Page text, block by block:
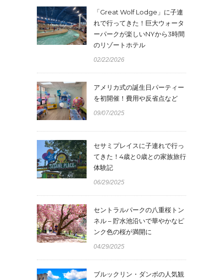
「Great Wolf Lodge」に子連
れで行ってきた！巨大ウォータ
ーパークが楽しいNYから3時間
のリゾートホテル
02/22/2026
アメリカ式の誕生日パーティー
を初開催！費用や反省点など
09/07/2025
セサミプレイスに子連れで行っ
てきた！4歳と0歳との家族旅行
体験記
06/29/2025
セントラルパークの八重桜トン
ネル – 貯水池沿いで華やかなピ
ンク色の桜が満開に
04/29/2025
ブルックリン・ダンボの人気観